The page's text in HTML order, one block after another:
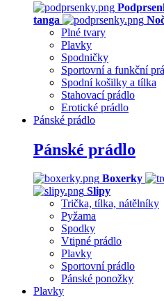
tanga
Plné tvary
Plavky
Spodničky
Sportovní a funkční
Spodní košilky a tílka
Stahovací prádlo
Erotické prádlo
Pánské prádlo
Pánské prádlo
Boxerky
Slipy
Trička, tílka, nátělníky
Pyžama
Spodky
Vtipné prádlo
Plavky
Sportovní prádlo
Pánské ponožky
Plavky